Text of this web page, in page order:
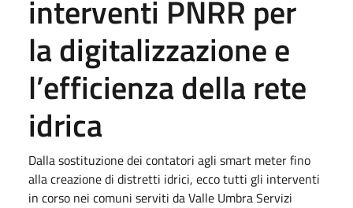
interventi PNRR per
la digitalizzazione e
l’efficienza della rete
idrica
Dalla sostituzione dei contatori agli smart meter fino
alla creazione di distretti idrici, ecco tutti gli interventi
in corso nei comuni serviti da Valle Umbra Servizi